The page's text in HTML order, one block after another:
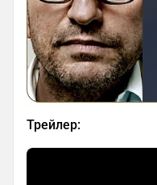
Трейлер: